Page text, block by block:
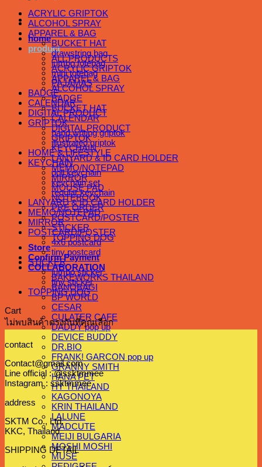
home
product
ALL PRODUCTS
ACRYLIC GRIPTOK
APPAREL & BAG
ALCOHOL SPRAY
BADGE
BUCKET HAT
CALENDAR
DIGITAL PRODUCT
GRIPTOK
KEYCHAIN
LANYARD & ID CARD HOLDER
MEMO/NOTEPAD
MIRROR
MOUSE PAD
NOTEBOOK
PRE ORDER
POSTCARD/POSTER
STICKER
TOPPING DOG
Store
Confirm Payment
COLLABORATION
BAKEWORKS THAILAND
BANOBAGI
BP WORLD
CESAR
CULATER CAFE
DADDY pop up
DEVICE BUDDY
DR.BIO
FRANK! GARCON pop up
GRANNY SMITH
HANA PET
HY THAILAND
KAGONOYA
KRIN THAILAND
LALUNE
MADCUTE
MEIJI BULGARIA
MOSHI MOSHI
MUSE
ACRYLIC GRIPTOK
ALCOHOL SPRAY
APPAREL & BAG
BUCKET HAT
drawstring bag
jumbo totebag
mini totebag
PAJAMAS
BADGE
CALENDAR
DIGITAL PRODUCT
GRIPTOK
hand writing griptok
illustrated griptok
HOME & LIFESTYLE
KEYCHAIN
doll keychain
keychain set
regular keychain
LANYARD & ID CARD HOLDER
MEMO/NOTEPAD
MIRROR
POSTCARD/POSTER
4x6 postcard
tiny postcard
STICKER
jumbo sticker
tiny sticker
TOPPING DOG
Cart
ไม่พบสินค้าตรงกับที่คุณเลือก
contact
Contact@gmail.com
Line official : @ssktmmee
Instagram : ssktmmee
address
SKTM Co., Ltd.
KKC, Thailand
SHIPPING DETAIL